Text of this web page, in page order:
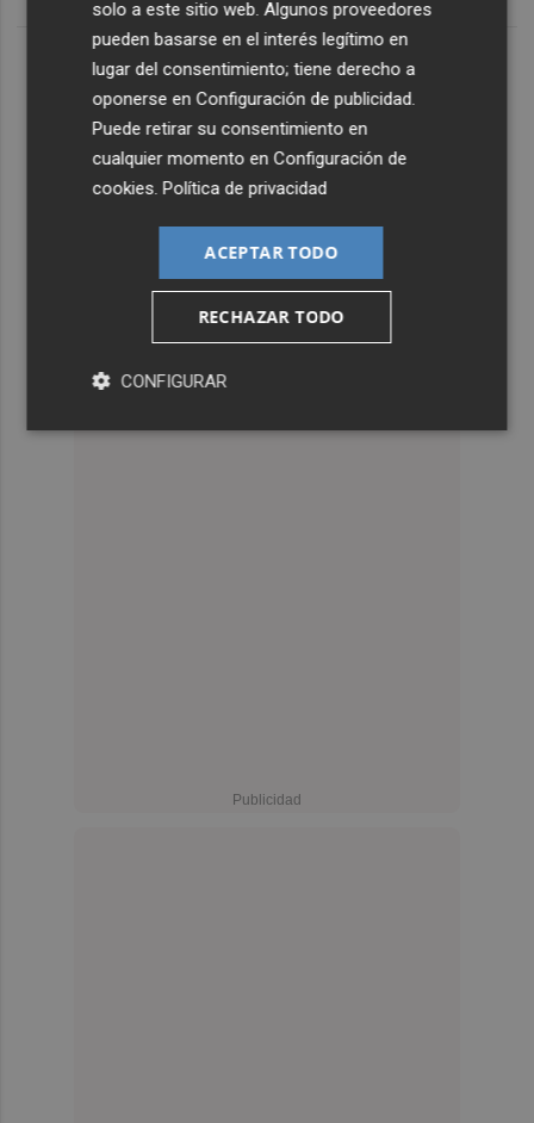
solo a este sitio web. Algunos proveedores
pueden basarse en el interés legítimo en
lugar del consentimiento; tiene derecho a
oponerse enConfiguración de publicidad.
Puede retirar su consentimiento en
cualquier momento enConfiguración de
cookies.Política de privacidad
ACEPTAR TODO
RECHAZAR TODO
CONFIGURAR